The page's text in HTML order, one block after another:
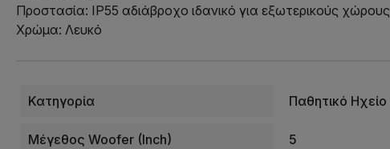
Προστασία: IP55 αδιάβροχο ιδανικό για εξωτερικούς χώρους
Χρώμα: Λευκό
Κατηγορία Παθητικό Ηχείο
Μέγεθος Woofer (Inch) 5